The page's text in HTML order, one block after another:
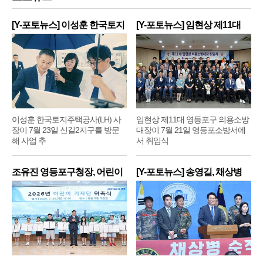
[Y-포토뉴스] 이성훈 한국토지
주
이성훈 한국토지주택공사(LH) 사
장이 7월 23일 신길2지구를 방문
해 사업 추
[Y-포토뉴스] 임현상 제11대
영
임현상 제11대 영등포구 의용소방
대장이 7월 21일 영등포소방서에
서 취임식
조유진 영등포구청장, 어린이
기
[Y-포토뉴스] 송영길, 채상병
순